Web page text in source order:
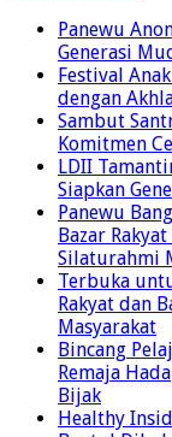
Panewu
Generasi
Festival
dengan
Sambut
Komitmen
LDII
Siapkan
Panewu
Bazar
Silaturahmi
Terbuka
Rakyat dan
Masyarakat
Bincang
Remaja
Bijak
Healthy